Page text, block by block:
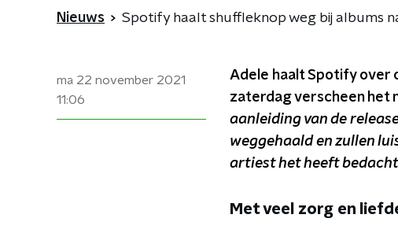
Nieuws Spotify haalt shuffleknop weg bij albums
ma 22 november 2021
11:06
Adele haalt Spotify over
zaterdag verscheen het
aanleiding van de
weggehaald en zullen
artiest het heeft
Met veel zorg en